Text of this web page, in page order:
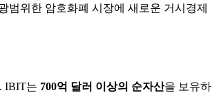
범위한 암호화폐 시장에 새로운 거시경제
IBIT는 700억 달러 이상의 순자산을 보유하